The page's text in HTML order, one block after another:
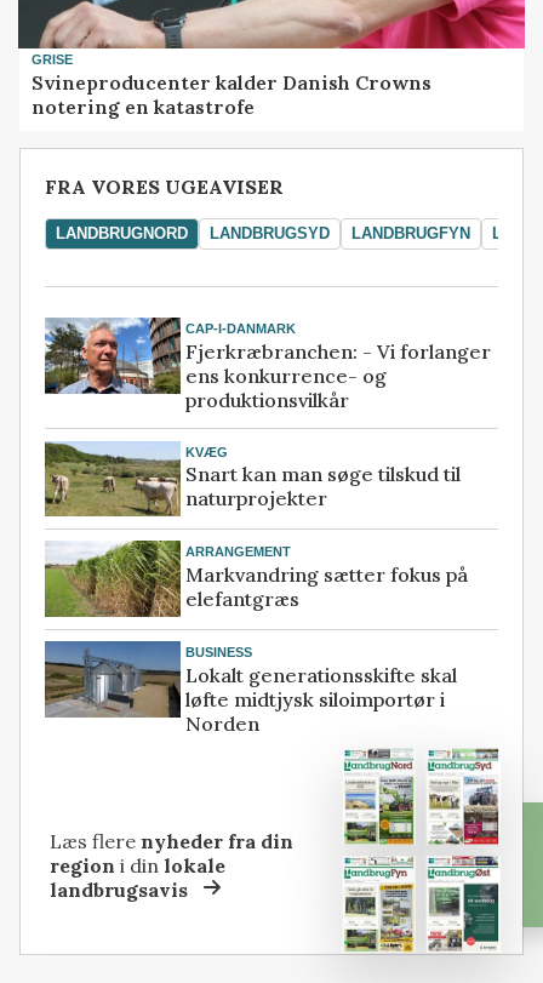
GRISE
Svineproducenter kalder Danish Crowns
notering en katastrofe
FRA VORES UGEAVISER
LANDBRUGNORD LANDBRUGSYD LANDBRUGFYN
CAP-I-DANMARK
Fjerkræbranchen: - Vi forlanger
ens konkurrence- og
produktionsvilkår
KVÆG
Snart kan man søge tilskud til
naturprojekter
ARRANGEMENT
Markvandring sætter fokus på
elefantgræs
BUSINESS
Lokalt generationsskifte skal
løfte midtjysk siloimportør i
Norden
Læs flere nyheder fra din
region i dinlokale
landbrugsavis